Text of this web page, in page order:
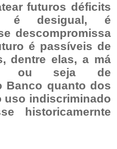
futuros déficits
é desigual, é
descompromissa
é passíveis de
dentre elas, a má
ou seja de
Banco quanto dos
uso indiscriminado
historicamernte